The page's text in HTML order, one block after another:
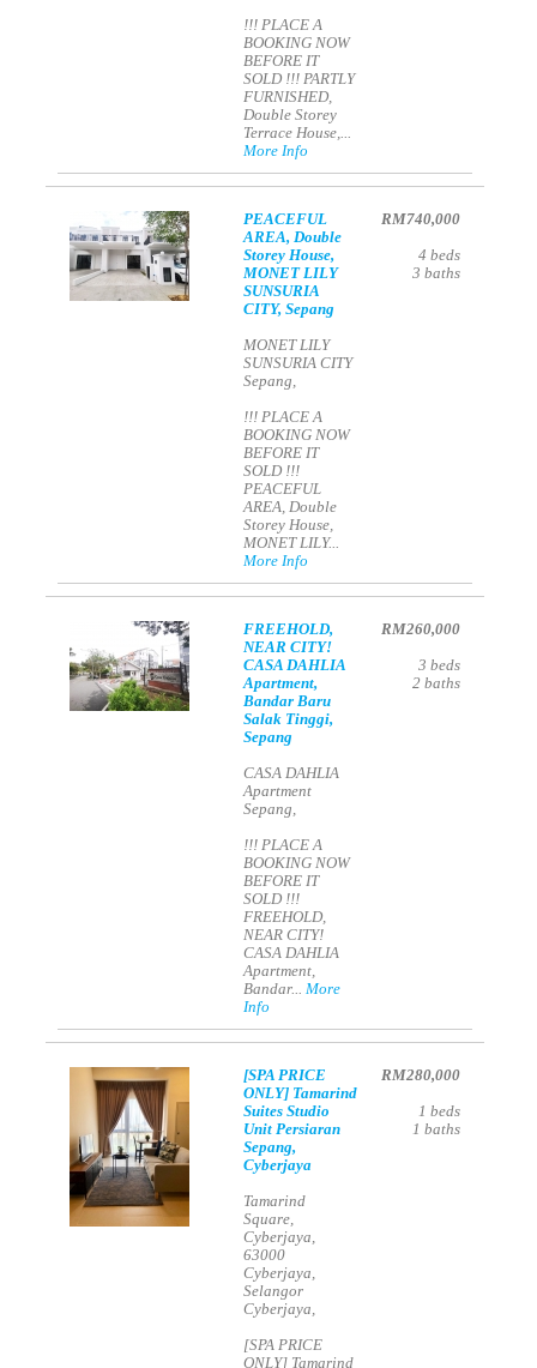
!!! PLACE A
BOOKING NOW
BEFORE IT
SOLD !!! PARTLY
FURNISHED,
Double Storey
Terrace House,...
More Info
PEACEFUL
AREA, Double
Storey House,
MONET LILY
SUNSURIA
CITY, Sepang
MONET LILY
SUNSURIA CITY
Sepang,
!!! PLACE A
BOOKING NOW
BEFORE IT
SOLD !!!
PEACEFUL
AREA, Double
Storey House,
MONET LILY...
More Info
RM740,000
4 beds
3 baths
FREEHOLD,
NEAR CITY!
CASA DAHLIA
Apartment,
Bandar Baru
Salak Tinggi,
Sepang
CASA DAHLIA
Apartment
Sepang,
!!! PLACE A
BOOKING NOW
BEFORE IT
SOLD !!!
FREEHOLD,
NEAR CITY!
CASA DAHLIA
Apartment,
Bandar...More
Info
RM260,000
3 beds
2 baths
[SPA PRICE
ONLY] Tamarind
Suites Studio
Unit Persiaran
Sepang,
Cyberjaya
Tamarind
Square,
Cyberjaya,
63000
Cyberjaya,
Selangor
Cyberjaya,
[SPA PRICE
ONLY] Tamarind
RM280,000
1 beds
1 baths